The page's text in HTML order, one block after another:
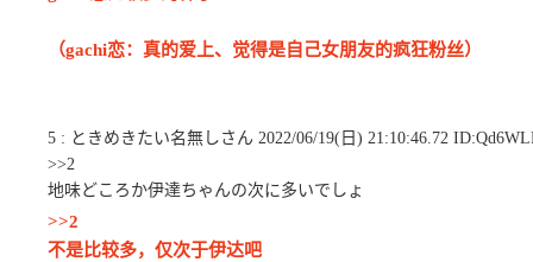
（gachi恋：真的爱上、觉得是自己女朋友的疯狂粉丝）
5 : ときめきたい名無しさん 2022/06/19(日) 21:10:46.72
>>2
地味どころか伊達ちゃんの次に多いでしょ
>>2
不是比较多，仅次于伊达吧